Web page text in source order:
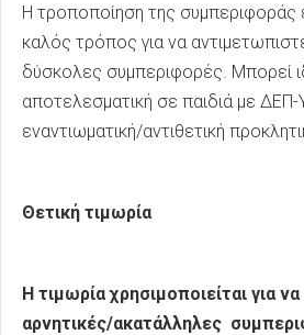
Η τροποποίηση της συμπεριφοράς
καλός τρόπος για να
δύσκολες συμπεριφορές. Μπορεί
αποτελεσματική σε παιδιά με ΔΕΠ-
εναντιωματική/αντιθετική
Θετική τιμωρία
Η τιμωρία χρησιμοποιείται για
αρνητικές/ακατάλληλες